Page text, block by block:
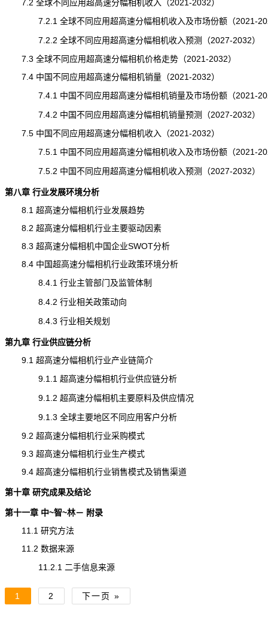
7.2 全球不同应用超高速分幅相机收入（2021-2032）
7.2.1 全球不同应用超高速分幅相机收入及市场份额（2021-
7.2.2 全球不同应用超高速分幅相机收入预测（2027-2032）
7.3 全球不同应用超高速分幅相机价格走势（2021-2032）
7.4 中国不同应用超高速分幅相机销量（2021-2032）
7.4.1 中国不同应用超高速分幅相机销量及市场份额（2021-
7.4.2 中国不同应用超高速分幅相机销量预测（2027-2032）
7.5 中国不同应用超高速分幅相机收入（2021-2032）
7.5.1 中国不同应用超高速分幅相机收入及市场份额（2021-
7.5.2 中国不同应用超高速分幅相机收入预测 （2027-2032）
第八章 行业发展环境分析
8.1 超高速分幅相机行业发展趋势
8.2 超高速分幅相机行业主要驱动因素
8.3 超高速分幅相机中国企业SWOT分析
8.4 中国超高速分幅相机行业政策环境分析
8.4.1 行业主管部门及监管体制
8.4.2 行业相关政策动向
8.4.3 行业相关规划
第九章 行业供应链分析
9.1 超高速分幅相机行业产业链简介
9.1.1 超高速分幅相机行业供应链分析
9.1.2 超高速分幅相机主要原料及供应情况
9.1.3 全球主要地区不同应用客户分析
9.2 超高速分幅相机行业采购模式
9.3 超高速分幅相机行业生产模式
9.4 超高速分幅相机行业销售模式及销售渠道
第十章 研究成果及结论
第十一章 中~智~林－ 附录
11.1 研究方法
11.2 数据来源
11.2.1 二手信息来源
1 2 下一页 »